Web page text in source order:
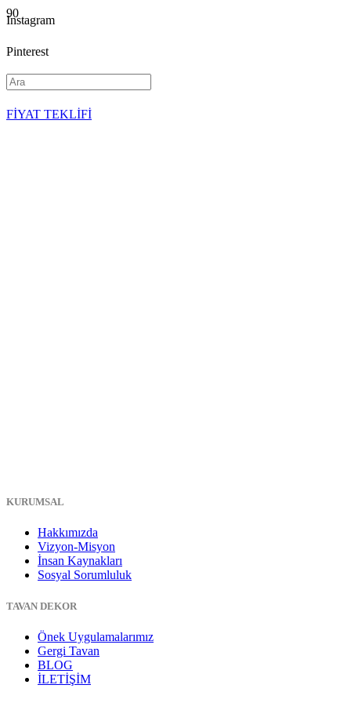
Instagram
Pinterest
YouTube
FİYAT TEKLİFİ
KURUMSAL
Hakkımızda
Vizyon-Misyon
İnsan Kaynakları
Sosyal Sorumluluk
TAVAN DEKOR
Önek Uygulamalarımız
Gergi Tavan
BLOG
İLETİŞİM